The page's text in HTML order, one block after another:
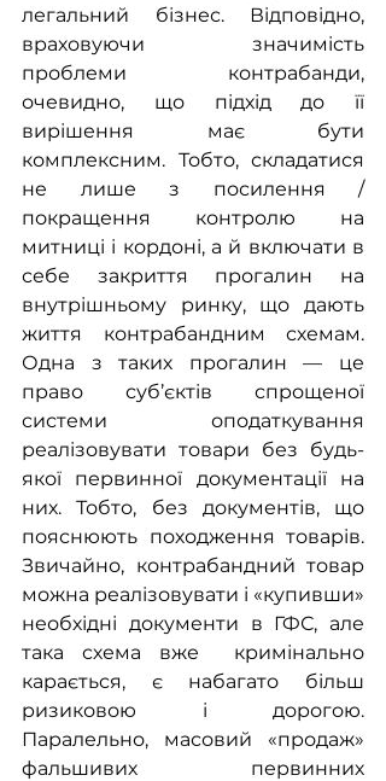
легальний бізнес. Відповідно,
враховуючи значимість
проблеми контрабанди,
очевидно, що підхід до її
вирішення має бути
комплексним. Тобто, складатися
не лише з посилення /
покращення контролю на
митниці і кордоні, а й включати в
себе закриття прогалин на
внутрішньому ринку, що дають
життя контрабандним схемам.
Одна з таких прогалин — це
право суб’єктів спрощеної
системи оподаткування
реалізовувати товари без будь-
якої первинної документації на
них. Тобто, без документів, що
пояснюють походження товарів.
Звичайно, контрабандний товар
можна реалізовувати і «купивши»
необхідні документи в ГФС, але
така схема вже  кримінально
карається, є набагато більш
ризиковою і дорогою.
Паралельно, масовий «продаж»
фальшивих первинних